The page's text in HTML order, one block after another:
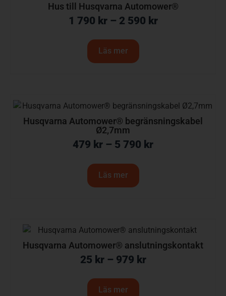
Hus till Husqvarna Automower®
1 790 kr – 2 590 kr
Läs mer
Husqvarna Automower® begränsningskabel
Ø2,7mm
479 kr – 5 790 kr
Läs mer
Husqvarna Automower® anslutningskontakt
25 kr – 979 kr
Läs mer